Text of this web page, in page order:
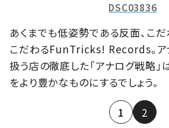
DSC03836
あくまでも低姿勢である反面、こだ
こだわるFunTricks! Records。ア
扱う店の徹底した「アナログ戦略」
をより豊かなものにするでしょう。
1 2